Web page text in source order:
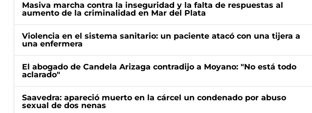
Masiva marcha contra la inseguridad y la falta de respuestas al
aumento de la criminalidad en Mar del Plata
Violencia en el sistema sanitario: un paciente atacó con una tijera a
una enfermera
El abogado de Candela Arizaga contradijo a Moyano: "No está todo
aclarado"
Saavedra: apareció muerto en la cárcel un condenado por abuso
sexual de dos nenas